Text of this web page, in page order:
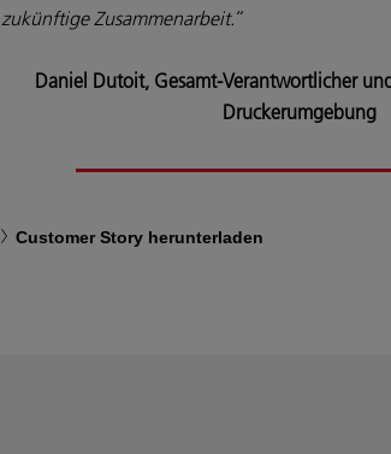
zukünftige Zusammenarbeit.“
Daniel Dutoit, Gesamt-Verantwortlicher
Druckerumgebung
Customer Story herunterladen